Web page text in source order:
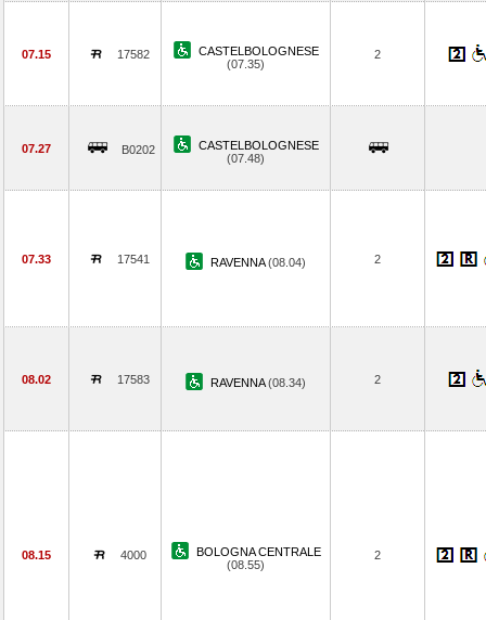
07.15 17582
CASTELBOLOGNESE
(07.35)
2
07.27 B0202
CASTELBOLOGNESE
(07.48)
07.33 17541 RAVENNA(08.04) 2
08.02 17583 RAVENNA(08.34) 2
08.15 4000
BOLOGNA CENTRALE
(08.55)
2